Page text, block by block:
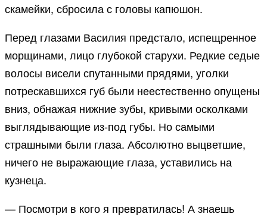
скамейки, сбросила с головы капюшон.
Перед глазами Василия предстало, испещренное
морщинами, лицо глубокой старухи. Редкие седые
волосы висели спутанными прядями, уголки
потрескавшихся губ были неестественно опущены
вниз, обнажая нижние зубы, кривыми осколками
выглядывающие из-под губы. Но самыми
страшными были глаза. Абсолютно выцветшие,
ничего не выражающие глаза, уставились на
кузнеца.
— Посмотри в кого я превратилась! А знаешь